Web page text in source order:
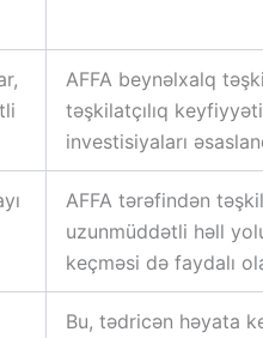
AFFA beynəlxalq
təşkilatçılıq
investisiyaları
AFFA tərəfindən
uzunmüddətli həll
keçməsi də faydalı
Bu, tədricən həyata